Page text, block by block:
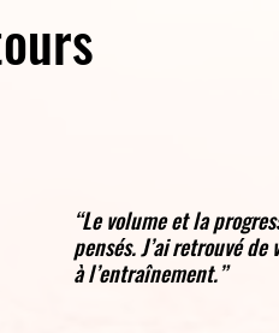
“Le volume et la
pensés. J’ai retrouvé de
à l’entraînement.”